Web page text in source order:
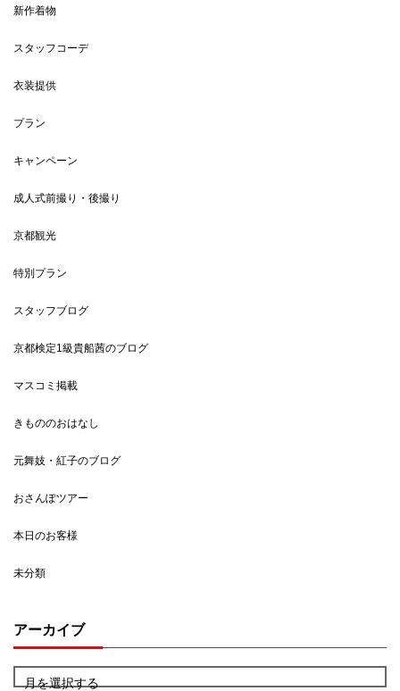
新作着物
スタッフコーデ
衣装提供
プラン
キャンペーン
成人式前撮り・後撮り
京都観光
特別プラン
スタッフブログ
京都検定1級貴船茜のブログ
マスコミ掲載
きもののおはなし
元舞妓・紅子のブログ
おさんぽツアー
本日のお客様
未分類
アーカイブ
月を選択する